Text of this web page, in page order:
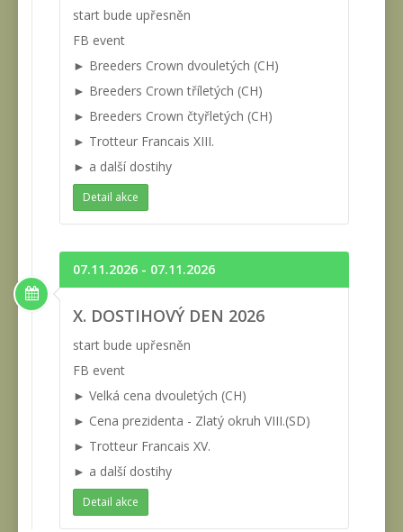
start bude upřesněn
FB event
► Breeders Crown dvouletých (CH)
► Breeders Crown tříletých (CH)
► Breeders Crown čtyřletých (CH)
► Trotteur Francais XIII.
► a další dostihy
Detail akce
07.11.2026 - 07.11.2026
X. DOSTIHOVÝ DEN 2026
start bude upřesněn
FB event
► Velká cena dvouletých (CH)
► Cena prezidenta - Zlatý okruh VIII.(SD)
► Trotteur Francais XV.
► a další dostihy
Detail akce